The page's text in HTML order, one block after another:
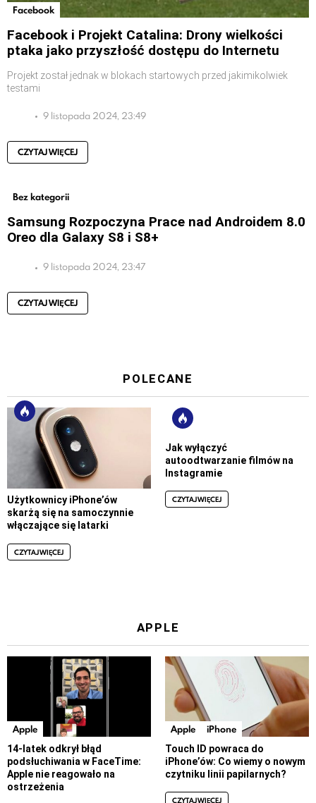
Facebook
Facebook i Projekt Catalina: Drony wielkości
ptaka jako przyszłość dostępu do Internetu
Projekt został jednak w blokach startowych przed jakimikolwiek
testami
9 listopada 2024, 23:49
CZYTAJ WIĘCEJ
Bez kategorii
Samsung Rozpoczyna Prace nad Androidem 8.0
Oreo dla Galaxy S8 i S8+
9 listopada 2024, 23:47
CZYTAJ WIĘCEJ
POLECANE
Użytkownicy iPhone’ów
skarżą się na samoczynnie
włączające się latarki
CZYTAJ WIĘCEJ
Jak wyłączyć
autoodtwarzanie filmów na
Instagramie
CZYTAJ WIĘCEJ
APPLE
Apple
14-latek odkrył błąd
podsłuchiwania w FaceTime:
Apple nie reagowało na
ostrzeżenia
Apple iPhone
Touch ID powraca do
iPhone’ów: Co wiemy o nowym
czytniku linii papilarnych?
CZYTAJ WIĘCEJ